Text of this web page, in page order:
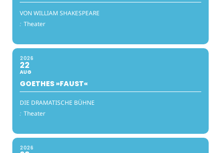
VON WILLIAM SHAKESPEARE
: Theater
2026
22
AUG
GOETHES »FAUST«
DIE DRAMATISCHE BÜHNE
: Theater
2026